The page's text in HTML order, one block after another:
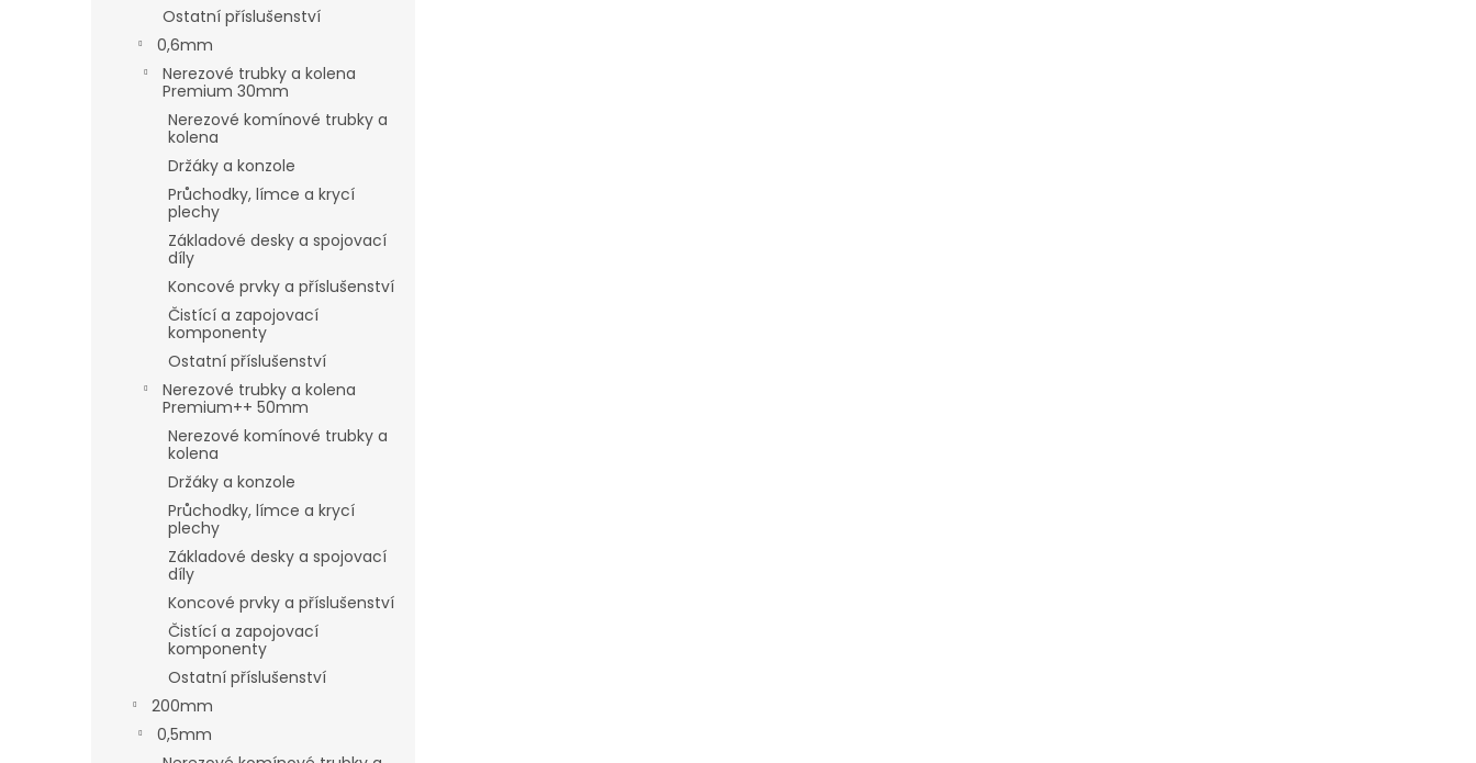
Ostatní příslušenství
0,6mm
Nerezové trubky a kolena
Premium 30mm
Nerezové komínové trubky a
kolena
Držáky a konzole
Průchodky, límce a krycí
plechy
Základové desky a spojovací
díly
Koncové prvky a příslušenství
Čistící a zapojovací
komponenty
Ostatní příslušenství
Nerezové trubky a kolena
Premium++ 50mm
Nerezové komínové trubky a
kolena
Držáky a konzole
Průchodky, límce a krycí
plechy
Základové desky a spojovací
díly
Koncové prvky a příslušenství
Čistící a zapojovací
komponenty
Ostatní příslušenství
200mm
0,5mm